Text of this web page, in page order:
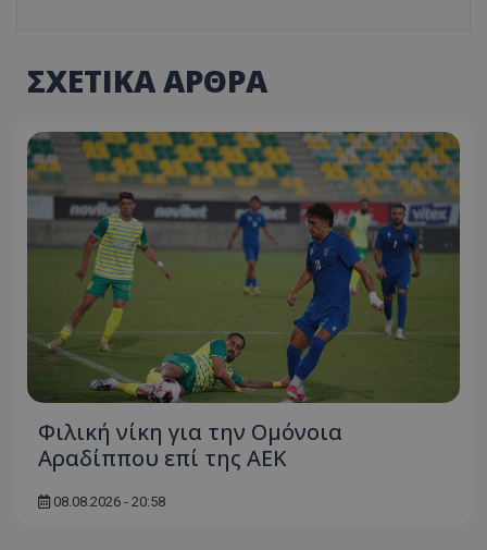
ΣΧΕΤΙΚΑ ΑΡΘΡΑ
Φιλική νίκη για την Ομόνοια
Αραδίππου επί της ΑΕΚ
08.08.2026 - 20:58